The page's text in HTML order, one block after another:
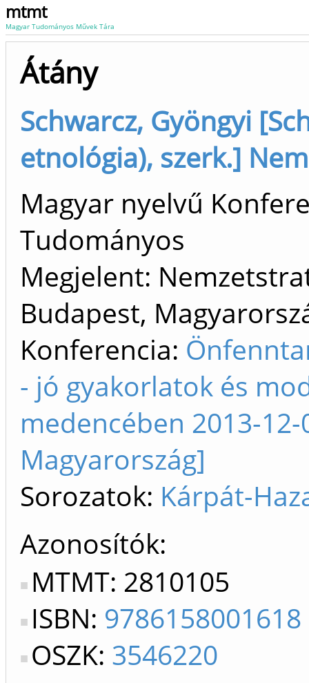
mtmt
Magyar Tudományos Művek Tára
Átány
Schwarcz, Gyöngyi
etnológia), szerk.]
Magyar nyelvű
Tudományos
Megjelent:
Budapest,
Konferencia:
- jó gyakorlatok és
medencében 2013-
Magyarország]
Sorozatok: Kárpát-
Azonosítók
MTMT: 2810105
ISBN: 9786158001618
OSZK: 3546220